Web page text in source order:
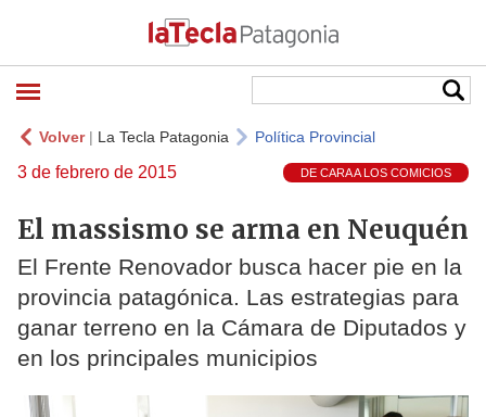
Volver| La Tecla Patagonia Política Provincial
3 de febrero de 2015 DE CARA A LOS COMICIOS
El massismo se arma en Neuquén
El Frente Renovador busca hacer pie en la
provincia patagónica. Las estrategias para
ganar terreno en la Cámara de Diputados y
en los principales municipios